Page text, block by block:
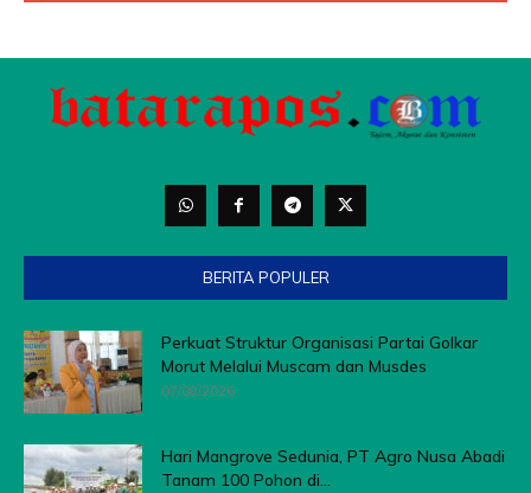
BERITA POPULER
Perkuat Struktur Organisasi Partai Golkar
Morut Melalui Muscam dan Musdes
07/08/2026
Hari Mangrove Sedunia, PT Agro Nusa Abadi
Tanam 100 Pohon di...